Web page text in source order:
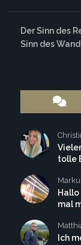
Der Sinn des
Sinn des
tolle
mal
Ich